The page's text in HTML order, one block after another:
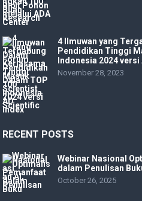
4 Ilmuwan yang
Pendidikan Tinggi
Indonesia 2024
November 28, 2023
RECENT POSTS
Webinar Nasional
dalam Penulisan
October 26, 2025